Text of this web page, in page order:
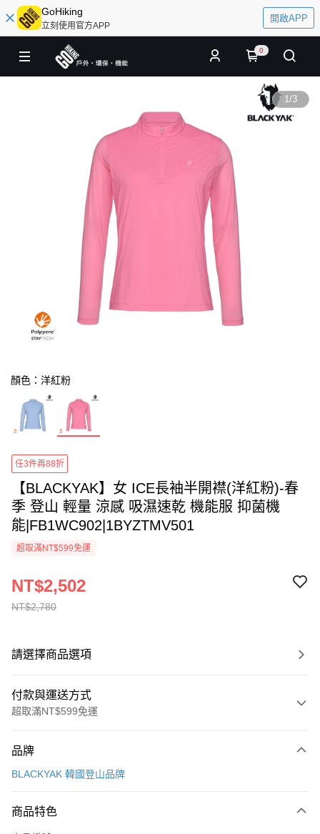
GoHiking
立刻使用官方APP
開啟APP
0
1/3
顏色：洋紅粉
任3件再88折
【BLACKYAK】女 ICE長袖半開襟(洋紅粉)-春
季 登山 輕量 涼感 吸濕速乾 機能服 抑菌機
能|FB1WC902|1BYZTMV501
超取滿NT$599免運
NT$2,780
NT$2,502
請選擇商品選項
付款與運送方式
超取滿NT$599免運
信用卡一次付款
LINE Pay
品牌
BLACKYAK 韓國登山品牌
商品特色